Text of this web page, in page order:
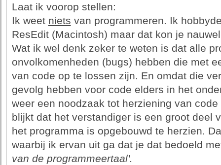
Laat ik voorop stellen:
Ik weet niets van programmeren. Ik
ResEdit (Macintosh) maar dat kon je
Wat ik wel denk zeker te weten is dat alle
onvolkomenheden (bugs) hebben die met
van code op te lossen zijn. En omdat die
gevolg hebben voor code elders in het
weer een noodzaak tot herziening van
blijkt dat het verstandiger is een groot deel
het programma is opgebouwd te herzien.
waarbij ik ervan uit ga dat je dat bedoeld
van de programmeertaal'.